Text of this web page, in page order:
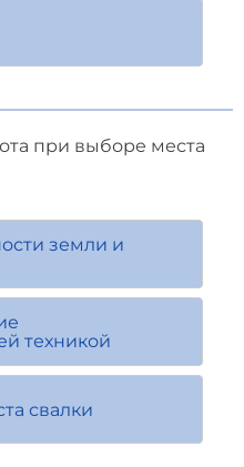
при выборе места
земли и
техникой
свалки